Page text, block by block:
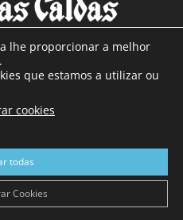
NÓS
e mais de 90 anos de
mais de 40.000 leitores por
distribuição em Portugal
online.
lhe proporcionar a melhor
que estamos a utilizar ou
cookies
todas
Cookies